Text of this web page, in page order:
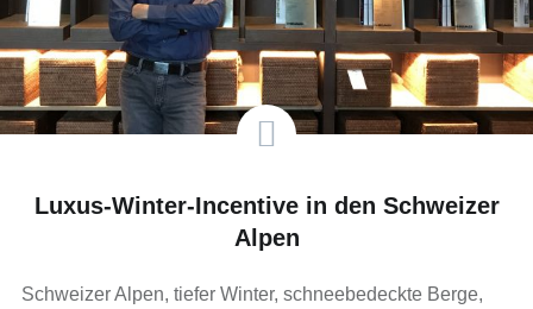
Luxus-Winter-Incentive in den Schweizer
Alpen
Schweizer Alpen, tiefer Winter, schneebedeckte Berge,